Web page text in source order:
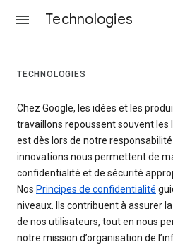
Technologies
TECHNOLOGIES
Chez Google, les idées et les
travaillons repoussent souvent les
est dès lors de notre
innovations nous permettent de
confidentialité et de sécurité
Nos Principes de confidentialité
niveaux. Ils contribuent à assurer
de nos utilisateurs, tout en nous
notre mission d’organisation de